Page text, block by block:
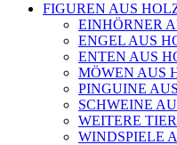
FIGUREN AUS
EINHÖRNER
ENGEL AUS
ENTEN AUS
MÖWEN AUS
PINGUINE
SCHWEINE
WEITERE
WINDSPIELE